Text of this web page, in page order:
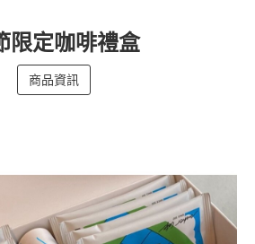
限定咖啡禮盒
商品資訊